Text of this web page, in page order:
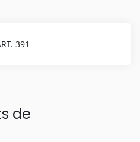
391
de